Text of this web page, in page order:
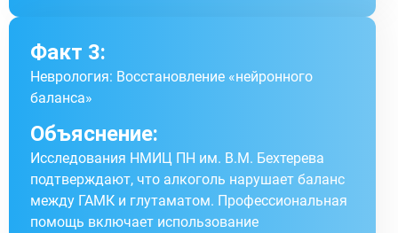
Факт 3:
Неврология: Восстановление «нейронного
баланса»
Объяснение:
Исследования НМИЦ ПН им. В.М. Бехтерева
подтверждают, что алкоголь нарушает баланс
между ГАМК и глутаматом. Профессиональная
помощь включает использование